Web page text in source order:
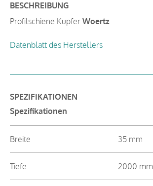
BESCHREIBUNG
Profilschiene Kupfer Woertz
Datenblatt des Herstellers
SPEZIFIKATIONEN
Spezifikationen
Breite 35 mm
Tiefe 2000 mm